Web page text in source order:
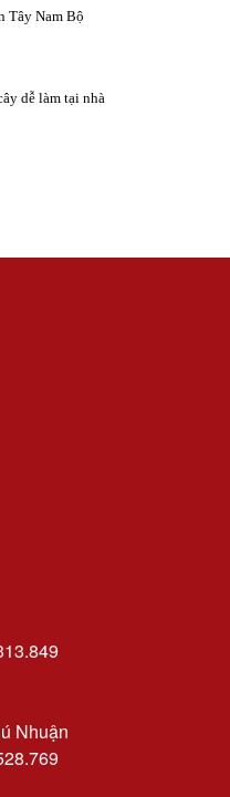
Tây Nam Bộ
dễ làm tại nhà
Nhuận